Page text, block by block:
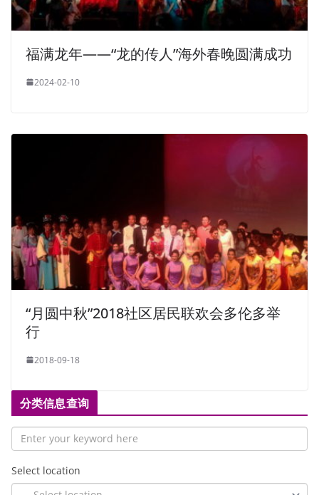
福满龙年——“龙的传人”海外春晚圆满成功
2024-02-10
“月圆中秋”2018社区居民联欢会多伦多举
行
2018-09-18
分类信息查询
Select location